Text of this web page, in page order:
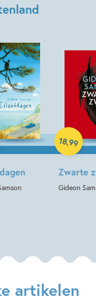
Zwarte
Gideon
18,99
Hardcover
artikelen